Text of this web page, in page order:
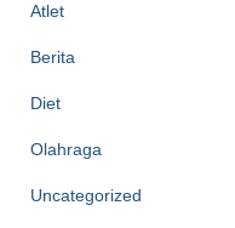
Atlet
Berita
Diet
Olahraga
Uncategorized